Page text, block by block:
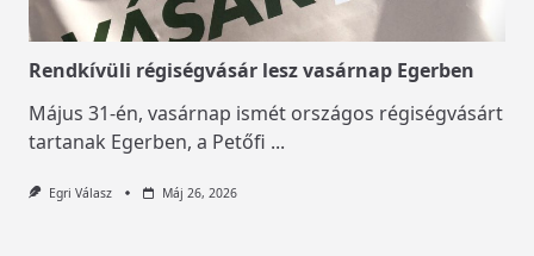
Rendkívüli régiségvásár lesz vasárnap Egerben
Május 31-én, vasárnap ismét országos régiségvásárt
tartanak Egerben, a Petőfi ...
Egri Válasz Máj 26, 2026